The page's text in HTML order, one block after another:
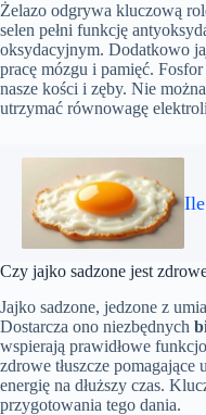
Żelazo odgrywa kluczową
selen pełni funkcję
oksydacyjnym. Dodatkowo
pracę mózgu i pamięć.
nasze kości i zęby. Nie
utrzymać równowagę
Czy jajko sadzone jest
Jajko sadzone, jedzone z
Dostarcza ono niezbędnych
wspierają prawidłowe
zdrowe tłuszcze
energię na dłuższy czas.
przygotowania tego dania.